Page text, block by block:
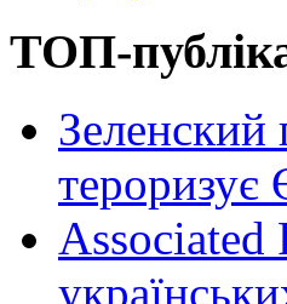
ТОП-
Зеленский
тероризує
Associated